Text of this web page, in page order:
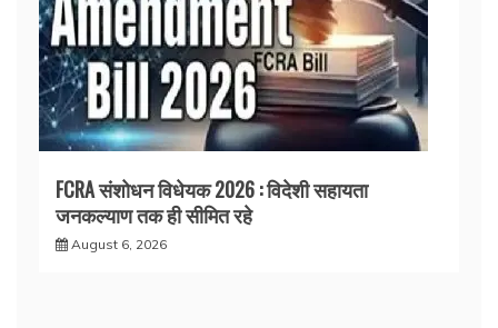
FCRA संशोधन विधेयक 2026 : विदेशी सहायता
जनकल्याण तक ही सीमित रहे
August 6, 2026